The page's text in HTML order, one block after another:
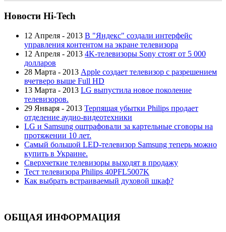
Новости Hi-Tech
12 Апреля - 2013 В "Яндекс" создали интерфейс
управления контентом на экране телевизора
12 Апреля - 2013 4K-телевизоры Sony стоят от 5 000
долларов
28 Марта - 2013 Apple создает телевизор с разрешением
вчетверо выше Full HD
13 Марта - 2013 LG выпустила новое поколение
телевизоров.
29 Января - 2013 Терпящая убытки Philips продает
отделение аудио-видеотехники
LG и Samsung оштрафовали за картельные сговоры на
протяжении 10 лет.
Самый большой LED-телевизор Samsung теперь можно
купить в Украине.
Сверхчеткие телевизоры выходят в продажу
Тест телевизора Philips 40PFL5007K
Как выбрать встраиваемый духовой шкаф?
ОБЩАЯ ИНФОРМАЦИЯ